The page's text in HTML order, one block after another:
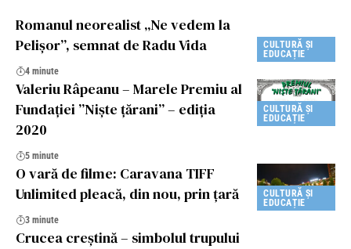
CULTURĂ ȘI
EDUCAȚIE
Romanul neorealist „Ne vedem la
Pelișor”, semnat de Radu Vida
4 minute
CULTURĂ ȘI
EDUCAȚIE
Valeriu Râpeanu – Marele Premiu al
Fundației ”Niște țărani” – ediţia
2020
5 minute
CULTURĂ ȘI
EDUCAȚIE
O vară de filme: Caravana TIFF
Unlimited pleacă, din nou, prin țară
3 minute
Crucea creștină – simbolul trupului